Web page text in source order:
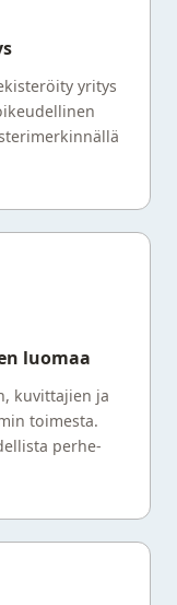
yritys
luomaa
kuvittajien ja
toimesta.
perhe-